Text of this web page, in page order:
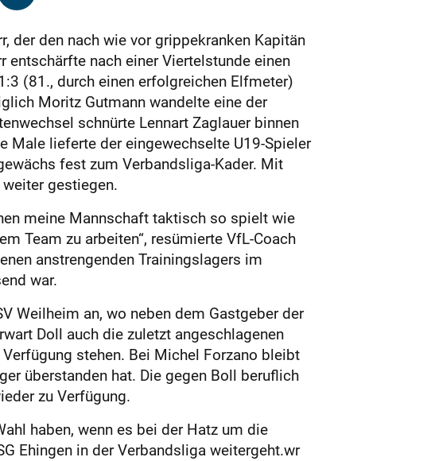
der den nach wie vor grippekranken Kapitän
entschärfte nach einer Viertelstunde einen
(81., durch einen erfolgreichen Elfmeter)
Moritz Gutmann wandelte eine der
schnürte Lennart Zaglauer binnen
Male lieferte der eingewechselte U19-Spieler
fest zum Verbandsliga-Kader. Mit
gestiegen.
meine Mannschaft taktisch so spielt wie
Team zu arbeiten“, resümierte VfL-Coach
anstrengenden Trainingslagers im
war.
Weilheim an, wo neben dem Gastgeber der
Doll auch die zuletzt angeschlagenen
stehen. Bei Michel Forzano bleibt
überstanden hat. Die gegen Boll beruflich
zu Verfügung.
haben, wenn es bei der Hatz um die
Ehingen in der Verbandsliga weitergeht.wr